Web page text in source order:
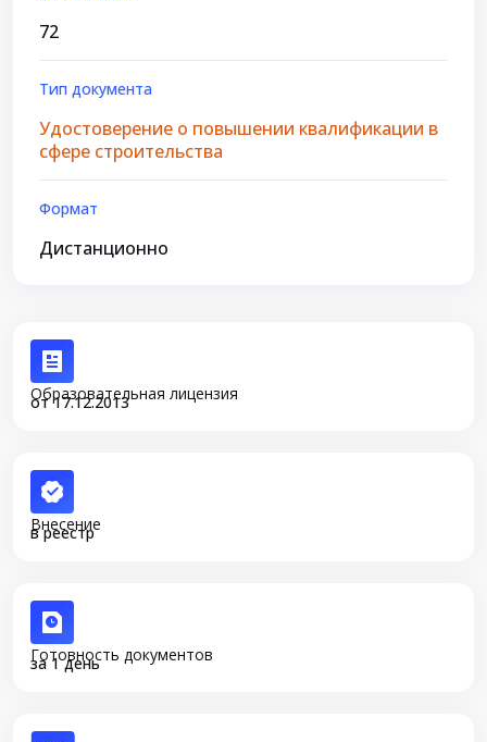
72
Тип документа
Удостоверение о повышении квалификации в
сфере строительства
Формат
Дистанционно
Образовательная лицензия
от 17.12.2013
Внесение
в реестр
Готовность документов
за 1 день